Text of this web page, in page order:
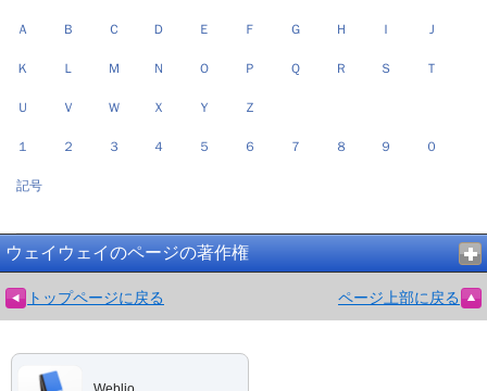
Ａ Ｂ Ｃ Ｄ Ｅ Ｆ Ｇ Ｈ Ｉ Ｊ
Ｋ Ｌ Ｍ Ｎ Ｏ Ｐ Ｑ Ｒ Ｓ Ｔ
Ｕ Ｖ Ｗ Ｘ Ｙ Ｚ
１ ２ ３ ４ ５ ６ ７ ８ ９ ０
記号
ウェイウェイのページの著作権
トップページに戻る ページ上部に戻る